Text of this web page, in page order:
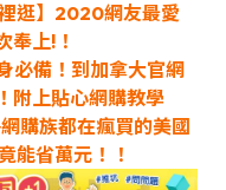
逛】2020網友最愛
奉上!！
必備！到加拿大官網
附上貼心網購教學
購族都在瘋買的美國
能省萬元！！